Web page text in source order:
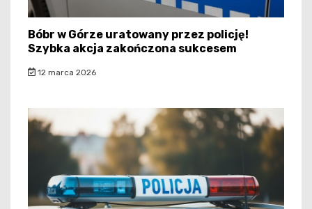
Bóbr w Górze uratowany przez policję!
Szybka akcja zakończona sukcesem
12 marca 2026